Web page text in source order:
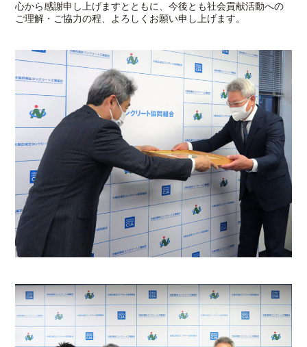
心から感謝申し上げますとともに、今後とも社会貢献活動への
ご理解・ご協力の程、よろしくお願い申し上げます。